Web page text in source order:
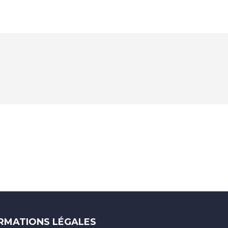
LÉGALES